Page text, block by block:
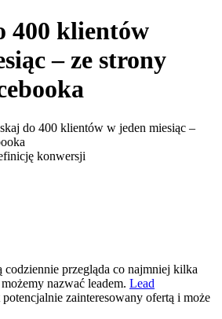
400 klientów
– ze strony
do 400 klientów w jeden miesiąc –
codziennie przegląda co najmniej kilka
nazwać leadem. Lead
zainteresowany ofertą i może